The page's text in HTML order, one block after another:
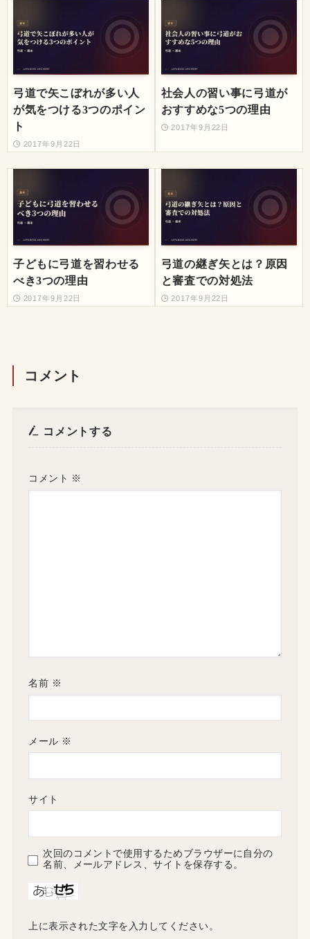
弓道で矢こぼれが多い人
が気をつける3つのポイン
ト
2017年9月22日
社会人の習い事に弓道が
おすすめな5つの理由
2017年9月22日
子どもに弓道を習わせる
べき3つの理由
2017年9月22日
弓道の継ぎ矢とは？原因
と審査での対処法
2017年9月22日
コメント
コメントする
コメント ※
名前 ※
メール ※
サイト
次回のコメントで使用するためブラウザーに自分の
名前、メールアドレス、サイトを保存する。
上に表示された文字を入力してください。